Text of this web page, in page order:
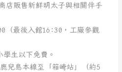
店販售新鮮明太子與相關伴手
最後入館16:30，工廠參觀
生以下免費。
兒島本線至「箱崎站」（約5